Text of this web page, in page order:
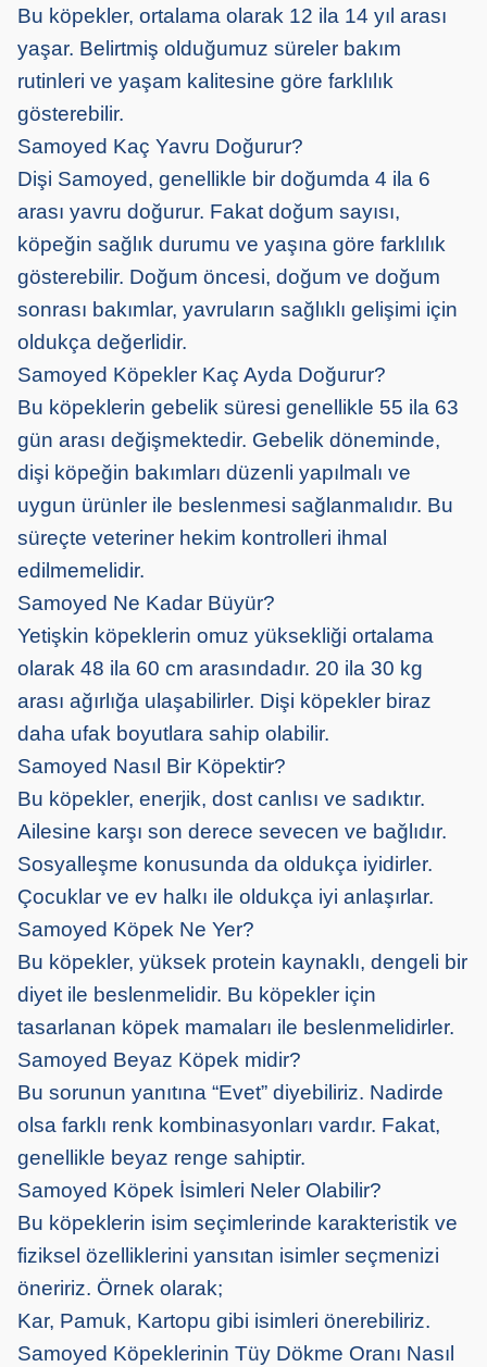
Bu köpekler, ortalama olarak 12 ila 14 yıl arası
yaşar. Belirtmiş olduğumuz süreler bakım
rutinleri ve yaşam kalitesine göre farklılık
gösterebilir.
Samoyed Kaç Yavru Doğurur?
Dişi Samoyed, genellikle bir doğumda 4 ila 6
arası yavru doğurur. Fakat doğum sayısı,
köpeğin sağlık durumu ve yaşına göre farklılık
gösterebilir. Doğum öncesi, doğum ve doğum
sonrası bakımlar, yavruların sağlıklı gelişimi için
oldukça değerlidir.
Samoyed Köpekler Kaç Ayda Doğurur?
Bu köpeklerin gebelik süresi genellikle 55 ila 63
gün arası değişmektedir. Gebelik döneminde,
dişi köpeğin bakımları düzenli yapılmalı ve
uygun ürünler ile beslenmesi sağlanmalıdır. Bu
süreçte veteriner hekim kontrolleri ihmal
edilmemelidir.
Samoyed Ne Kadar Büyür?
Yetişkin köpeklerin omuz yüksekliği ortalama
olarak 48 ila 60 cm arasındadır. 20 ila 30 kg
arası ağırlığa ulaşabilirler. Dişi köpekler biraz
daha ufak boyutlara sahip olabilir.
Samoyed Nasıl Bir Köpektir?
Bu köpekler, enerjik, dost canlısı ve sadıktır.
Ailesine karşı son derece sevecen ve bağlıdır.
Sosyalleşme konusunda da oldukça iyidirler.
Çocuklar ve ev halkı ile oldukça iyi anlaşırlar.
Samoyed Köpek Ne Yer?
Bu köpekler, yüksek protein kaynaklı, dengeli bir
diyet ile beslenmelidir. Bu köpekler için
tasarlanan köpek mamaları ile beslenmelidirler.
Samoyed Beyaz Köpek midir?
Bu sorunun yanıtına “Evet” diyebiliriz. Nadirde
olsa farklı renk kombinasyonları vardır. Fakat,
genellikle beyaz renge sahiptir.
Samoyed Köpek İsimleri Neler Olabilir?
Bu köpeklerin isim seçimlerinde karakteristik ve
fiziksel özelliklerini yansıtan isimler seçmenizi
öneririz. Örnek olarak;
Kar, Pamuk, Kartopu gibi isimleri önerebiliriz.
Samoyed Köpeklerinin Tüy Dökme Oranı Nasıl